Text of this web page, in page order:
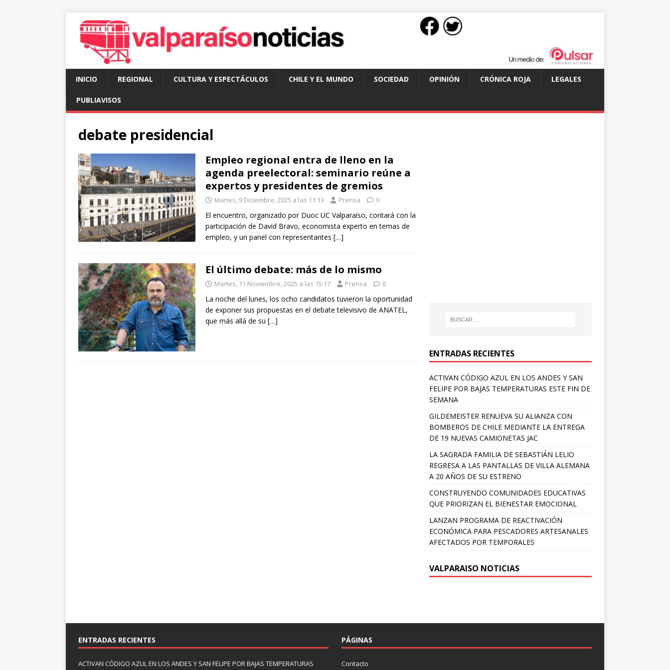
INICIO REGIONAL CULTURA Y ESPECTÁCULOS CHILE Y EL MUNDO SOCIEDAD OPINIÓN CRÓNICA ROJA LEGALES
PUBLIAVISOS
debate presidencial
Empleo regional entra de lleno en la
agenda preelectoral: seminario reúne a
expertos y presidentes de gremios
Martes, 9 Diciembre, 2025 a las 11:13 Prensa 0
El encuentro, organizado por Duoc UC Valparaíso, contará con la
participación de David Bravo, economista experto en temas de
empleo, y un panel con representantes […]
El último debate: más de lo mismo
Martes, 11 Noviembre, 2025 a las 15:17 Prensa 0
La noche del lunes, los ocho candidatos tuvieron la oportunidad
de exponer sus propuestas en el debate televisivo de ANATEL,
que más allá de su […]
ENTRADAS RECIENTES
ACTIVAN CÓDIGO AZUL EN LOS ANDES Y SAN
FELIPE POR BAJAS TEMPERATURAS ESTE FIN DE
SEMANA
GILDEMEISTER RENUEVA SU ALIANZA CON
BOMBEROS DE CHILE MEDIANTE LA ENTREGA
DE 19 NUEVAS CAMIONETAS JAC
LA SAGRADA FAMILIA DE SEBASTIÁN LELIO
REGRESA A LAS PANTALLAS DE VILLA ALEMANA
A 20 AÑOS DE SU ESTRENO
CONSTRUYENDO COMUNIDADES EDUCATIVAS
QUE PRIORIZAN EL BIENESTAR EMOCIONAL
LANZAN PROGRAMA DE REACTIVACIÓN
ECONÓMICA PARA PESCADORES ARTESANALES
AFECTADOS POR TEMPORALES
VALPARAISO NOTICIAS
ENTRADAS RECIENTES
ACTIVAN CÓDIGO AZUL EN LOS ANDES Y SAN FELIPE POR BAJAS TEMPERATURAS
PÁGINAS
Contacto